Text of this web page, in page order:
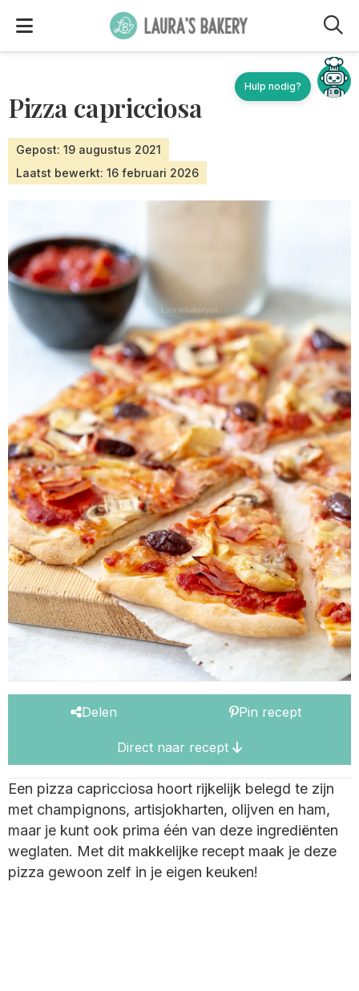
Pizza capricciosa
Gepost: 19 augustus 2021
Laatst bewerkt: 16 februari 2026
Delen Pin recept
Direct naar recept
Een pizza capricciosa hoort rijkelijk belegd te zijn
met champignons, artisjokharten, olijven en ham,
maar je kunt ook prima één van deze ingrediënten
weglaten. Met dit makkelijke recept maak je deze
pizza gewoon zelf in je eigen keuken!
Hulp nodig?